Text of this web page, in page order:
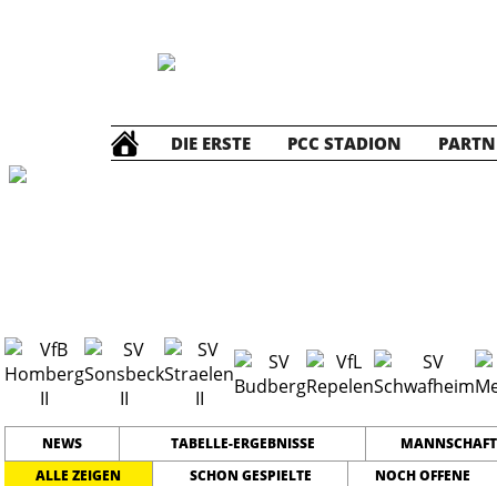
DIE ERSTE PCC STADION
NEWS TABELLE-ERGEBNISSE
MANNSCHAFT
ALLE ZEIGEN
SCHON GESPIELTE NOCH OFFENE